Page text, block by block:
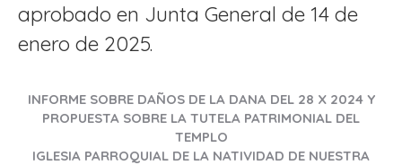
aprobado en Junta General de 14 de
enero de 2025.
INFORME SOBRE DAÑOS DE LA DANA DEL 28 X 2024 Y
PROPUESTA SOBRE LA TUTELA PATRIMONIAL DEL
TEMPLO
IGLESIA PARROQUIAL DE LA NATIVIDAD DE NUESTRA